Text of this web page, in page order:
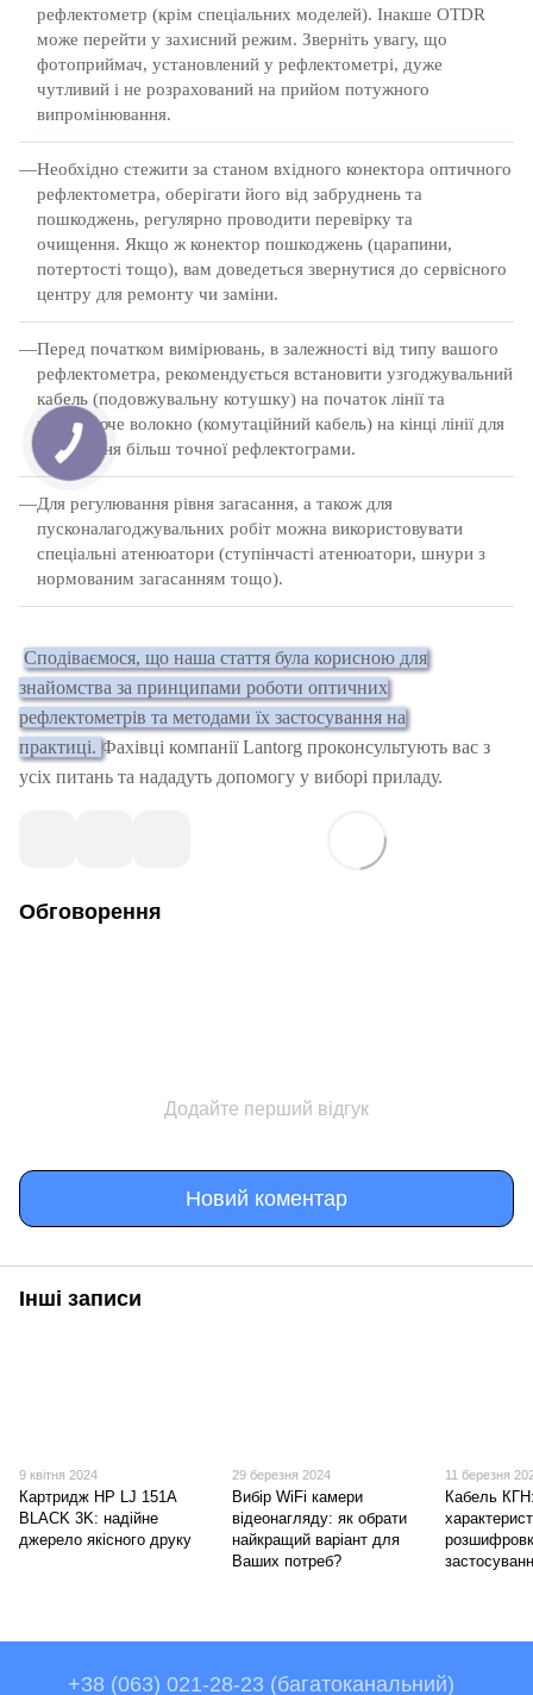
рефлектометр (крім спеціальних моделей). Інакше OTDR
може перейти у захисний режим. Зверніть увагу, що
фотоприймач, установлений у рефлектометрі, дуже
чутливий і не розрахований на прийом потужного
випромінювання.
Необхідно стежити за станом вхідного конектора оптичного
рефлектометра, оберігати його від забруднень та
пошкоджень, регулярно проводити перевірку та
очищення. Якщо ж конектор пошкоджень (царапини,
потертості тощо), вам доведеться звернутися до сервісного
центру для ремонту чи заміни.
Перед початком вимірювань, в залежності від типу вашого
рефлектометра, рекомендується встановити узгоджувальний
кабель (подовжувальну котушку) на початок лінії та
приймаюче волокно (комутаційний кабель) на кінці лінії для
отримання більш точної рефлектограми.
Для регулювання рівня загасання, а також для
пусконалагоджувальних робіт можна використовувати
спеціальні атенюатори (ступінчасті атенюатори, шнури з
нормованим загасанням тощо).
Сподіваємося, що наша стаття була корисною для
знайомства за принципами роботи оптичних
рефлектометрів та методами їх застосування на
практиці. Фахівці компанії Lantorg проконсультують вас з
усіх питань та нададуть допомогу у виборі приладу.
Обговорення
Додайте перший відгук
Новий коментар
Інші записи
9 квітня 2024
Картридж HP LJ 151A
BLACK 3K: надійне
джерело якісного друку
29 березня 2024
Вибір WiFi камери
відеонагляду: як обрати
найкращий варіант для
Ваших потреб?
11 березня
Кабель
+38 (063) 021-28-23 (багатоканальний)